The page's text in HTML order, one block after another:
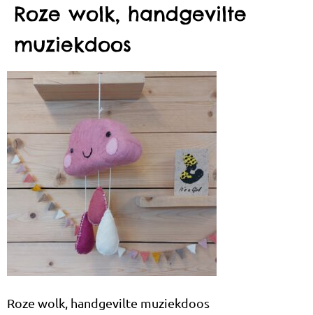
Roze wolk, handgevilte
muziekdoos
Roze wolk, handgevilte muziekdoos